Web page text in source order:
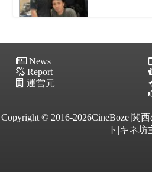
News
Report
運営元
Copyright © 2016-2026CineBoze 関
ト|キネ坊